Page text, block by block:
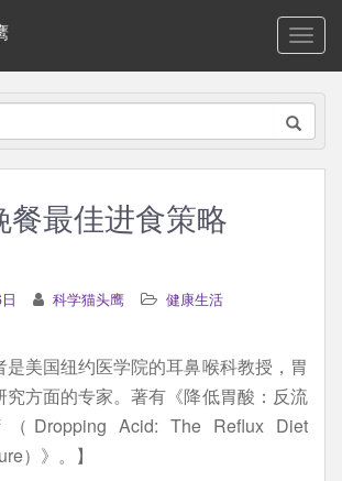
餐最佳进食策略
科学猫头鹰 健康生活
美国纽约医学院的耳鼻喉科教授，胃
究方面的专家。著有《降低胃酸：反流
Dropping Acid: The Reflux Diet
）》。】